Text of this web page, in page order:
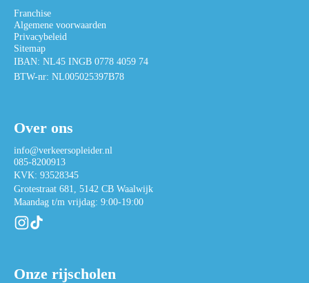
Franchise
Algemene voorwaarden
Privacybeleid
Sitemap
IBAN: NL45 INGB 0778 4059 74
BTW-nr: NL005025397B78
Over ons
info@verkeersopleider.nl
085-8200913
KVK: 93528345
Grotestraat 681, 5142 CB Waalwijk
Maandag t/m vrijdag: 9:00-19:00
Onze rijscholen